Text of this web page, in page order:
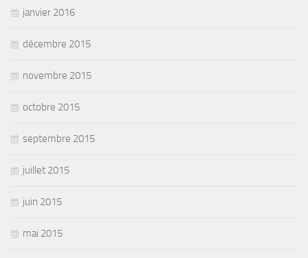
janvier 2016
décembre 2015
novembre 2015
octobre 2015
septembre 2015
juillet 2015
juin 2015
mai 2015